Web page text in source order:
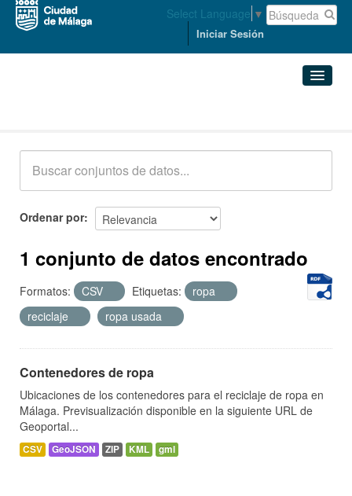
Select Language ▼
Iniciar Sesión
Acerca de
Ordenar por
1 conjunto de datos encontrado
Formatos: CSV Etiquetas:
ropa
reciclaje
ropa usada
Contenedores de ropa
Ubicaciones de los contenedores para el reciclaje de ropa en
Málaga. Previsualización disponible en la siguiente URL de
Geoportal...
CSV GeoJSON ZIP KML gml